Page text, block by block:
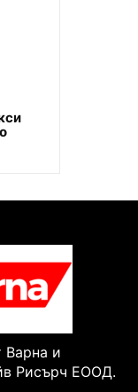
Варна и
Рисърч ЕООД.